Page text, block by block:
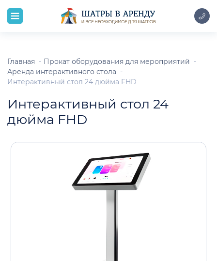
Главная
Прокат оборудования для мероприятий
Аренда интерактивного стола
Интерактивный стол 24 дюйма FHD
Интерактивный стол 24
дюйма FHD